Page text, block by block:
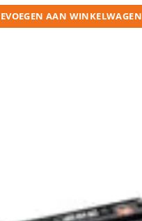
AAN WINKELWAGEN